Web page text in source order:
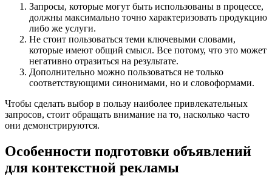
Запросы, которые могут быть использованы в процессе,
должны максимально точно характеризовать продукцию
либо же услуги.
Не стоит пользоваться теми ключевыми словами,
которые имеют общий смысл. Все потому, что это может
негативно отразиться на результате.
Дополнительно можно пользоваться не только
соответствующими синонимами, но и словоформами.
Чтобы сделать выбор в пользу наиболее привлекательных
запросов, стоит обращать внимание на то, насколько часто
они демонстрируются.
Особенности подготовки объявлений
для контекстной рекламы